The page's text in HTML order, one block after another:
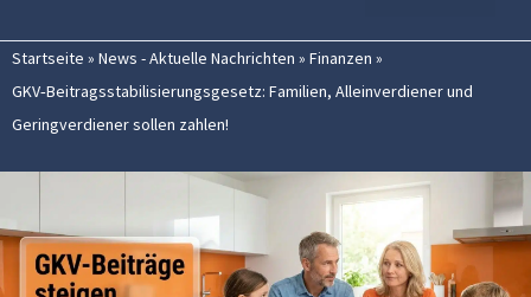
Startseite » News - Aktuelle Nachrichten » Finanzen »
GKV‑Beitragsstabilisierungsgesetz: Familien, Alleinverdiener und
Geringverdiener sollen zahlen!